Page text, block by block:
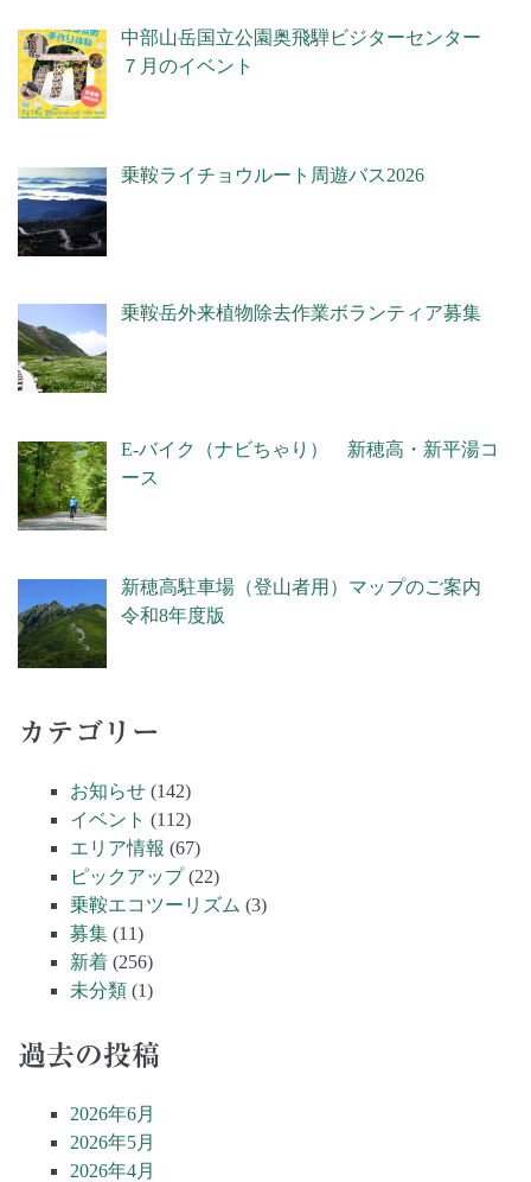
中部山岳国立公園奥飛騨ビジターセンター
７月のイベント
乗鞍ライチョウルート周遊バス2026
乗鞍岳外来植物除去作業ボランティア募集
E-バイク（ナビちゃり） 新穂高・新平湯コ
ース
新穂高駐車場（登山者用）マップのご案内
令和8年度版
カテゴリー
お知らせ (142)
イベント (112)
エリア情報 (67)
ピックアップ(22)
乗鞍エコツーリズム (3)
募集 (11)
新着 (256)
未分類 (1)
過去の投稿
2026年6月
2026年5月
2026年4月